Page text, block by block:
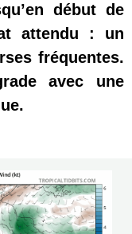
début de
attendu : un
fréquentes.
avec une